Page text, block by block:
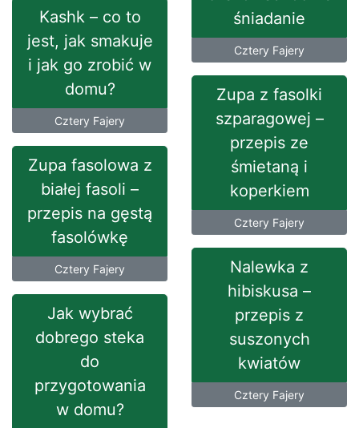
śniadanie
Cztery Fajery
Kashk – co to
jest, jak smakuje
i jak go zrobić w
domu?
Cztery Fajery
Zupa z fasolki
szparagowej –
przepis ze
śmietaną i
koperkiem
Cztery Fajery
Zupa fasolowa z
białej fasoli –
przepis na gęstą
fasolówkę
Cztery Fajery
Nalewka z
hibiskusa –
przepis z
suszonych
kwiatów
Cztery Fajery
Jak wybrać
dobrego steka
do
przygotowania
w domu?